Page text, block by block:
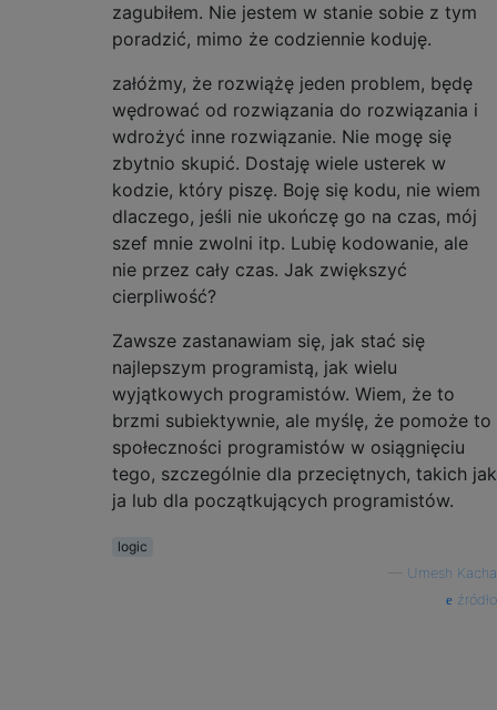
zagubiłem. Nie jestem w stanie sobie z tym
poradzić, mimo że codziennie koduję.
załóżmy, że rozwiążę jeden problem, będę
wędrować od rozwiązania do rozwiązania i
wdrożyć inne rozwiązanie. Nie mogę się
zbytnio skupić. Dostaję wiele usterek w
kodzie, który piszę. Boję się kodu, nie wiem
dlaczego, jeśli nie ukończę go na czas, mój
szef mnie zwolni itp. Lubię kodowanie, ale
nie przez cały czas. Jak zwiększyć
cierpliwość?
Zawsze zastanawiam się, jak stać się
najlepszym programistą, jak wielu
wyjątkowych programistów. Wiem, że to
brzmi subiektywnie, ale myślę, że pomoże to
społeczności programistów w osiągnięciu
tego, szczególnie dla przeciętnych, takich jak
ja lub dla początkujących programistów.
logic
Umesh Kacha
źródło